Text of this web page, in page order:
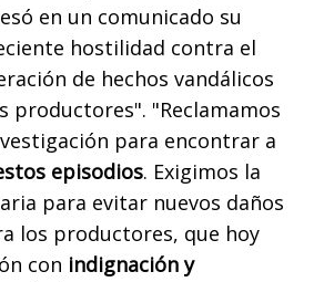
en un comunicado su
hostilidad contra el
de hechos vandálicos
productores". "Reclamamos
para encontrar a
episodios. Exigimos la
para evitar nuevos daños
los productores, que hoy
con indignación y